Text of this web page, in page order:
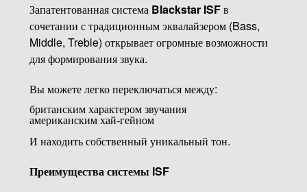
Запатентованная система Blackstar ISFв
сочетании с традиционным эквалайзером (Bass,
Middle, Treble) открывает огромные возможности
для формирования звука.
Вы можете легко переключаться между:
британским характером звучания
американским хай-гейном
И находить собственный уникальный тон.
Преимущества системы ISF